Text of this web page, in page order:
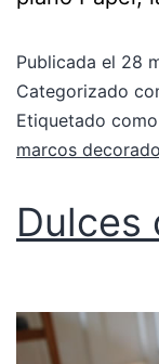
Publicada el 28
Categorizado
Etiquetado como
marcos
Dulces